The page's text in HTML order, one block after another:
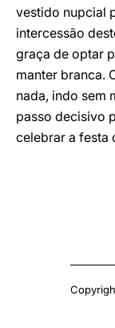
vestido nupcial
intercessão
graça de optar
manter branca.
nada, indo sem
passo decisivo
celebrar a festa